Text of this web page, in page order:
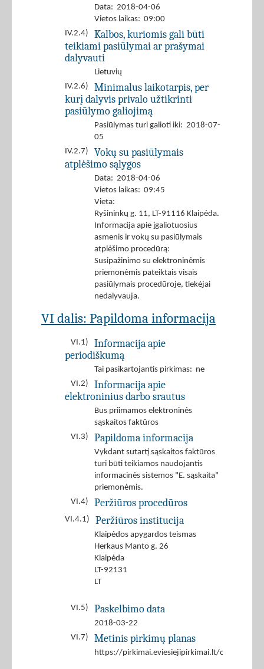
Data: 2018-04-06
Vietos laikas: 09:00
IV.2.4)
Kalbos, kuriomis gali būti
teikiami pasiūlymai ar prašymai
dalyvauti
Lietuvių
IV.2.6)
Minimalus laikotarpis, per
kurį dalyvis privalo užtikrinti
pasiūlymo galiojimą
Pasiūlymas turi galioti iki: 2018-07-
05
IV.2.7)
Vokų su pasiūlymais
atplėšimo sąlygos
Data: 2018-04-06
Vietos laikas: 09:45
Vieta:
Ryšininkų g. 11, LT-91116 Klaipėda.
Informacija apie įgaliotuosius
asmenis ir vokų su pasiūlymais
atplėšimo procedūrą:
Susipažinimo su elektroninėmis
priemonėmis pateiktais visais
pasiūlymais procedūroje, tiekėjai
nedalyvauja.
VI dalis: Papildoma informacija
VI.1)
Informacija apie
periodiškumą
Tai pasikartojantis pirkimas: ne
VI.2)
Informacija apie
elektroninius darbo srautus
Bus priimamos elektroninės
sąskaitos faktūros
VI.3)
Papildoma informacija
Vykdant sutartį sąskaitos faktūros
turi būti teikiamos naudojantis
informacinės sistemos "E. sąskaita"
priemonėmis.
VI.4)
Peržiūros procedūros
VI.4.1) Peržiūros institucija
Klaipėdos apygardos teismas
Herkaus Manto g. 26
Klaipėda
LT-92131
LT
VI.5) Paskelbimo data
2018-03-22
VI.7)
Metinis pirkimų planas
https://pirkimai.eviesiejipirkimai.lt/ctm/